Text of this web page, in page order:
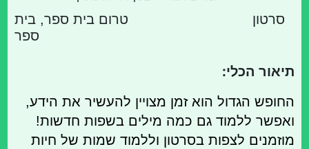
סרטון
טרום בית ספר, בית
ספר
תיאור הכלי:
החופש הגדול הוא זמן מצויין להעשיר את הידע,
ואפשר ללמוד גם כמה מילים בשפות חדשות!
מוזמנים לצפות בסרטון וללמוד שמות של חיות